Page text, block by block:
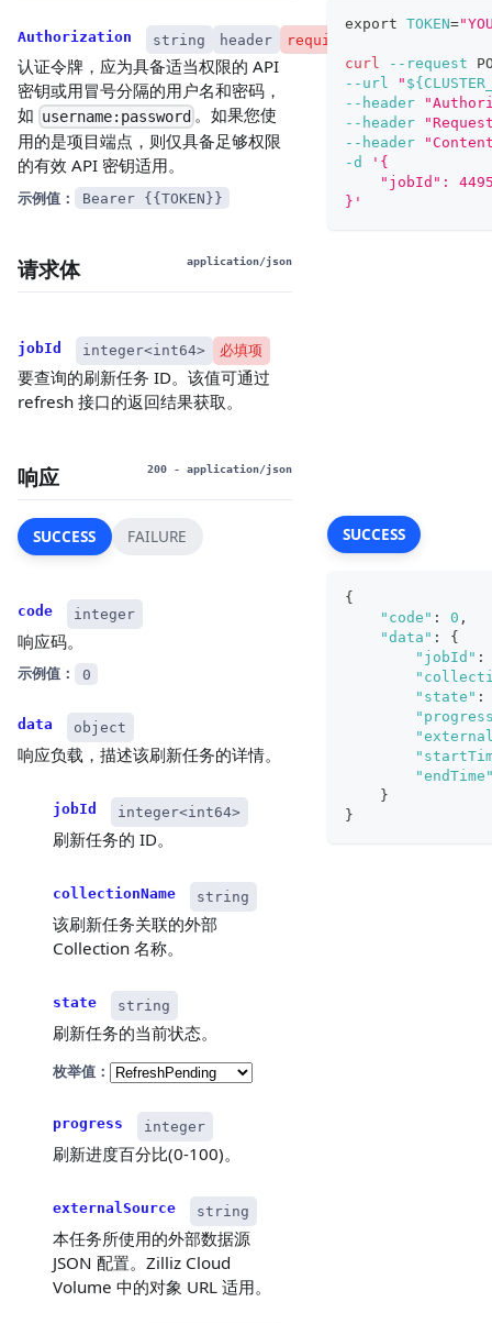
Authorization string header required
认证令牌，应为具备适当权限的 API
密钥或用冒号分隔的用户名和密码，
如 username:password 。如果您使
用的是项目端点，则仅具备足够权限
的有效 API 密钥适用。
示例值： Bearer {{TOKEN}}
请求体 application/json
jobId integer<int64> 必填项
要查询的刷新任务 ID。该值可通过
refresh 接口的返回结果获取。
export TOKEN=
curl --request
--url
"
--header
--header
--header
-d
'{
"jobId":
}'
响应 200 - application/json
SUCCESS
code integer
响应码。
示例值： 0
data object
响应负载，描述该刷新任务的详情。
jobId integer<int64>
刷新任务的 ID。
collectionName string
该刷新任务关联的外部
Collection 名称。
state string
刷新任务的当前状态。
枚举值：
progress integer
刷新进度百分比(0-100)。
externalSource string
本任务所使用的外部数据源
JSON 配置。Zilliz Cloud
Volume 中的对象 URL 适用。
FAILURE SUCCESS
{
"code" : 0 ,
"data" :
{
"jobId" :
"state" :
}
}